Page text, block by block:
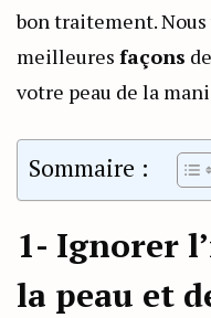
bon traitement.
meilleures façons
votre peau de la
Sommaire :
1- Ignorer
la peau et